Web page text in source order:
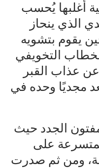
أغلبها يُحسب
الذي ينحاز
يقوم بتشويه
التخويفي
عذاب القبر
مجديًا وحده في
الجدد حيث
على
ومن ثم صدرت